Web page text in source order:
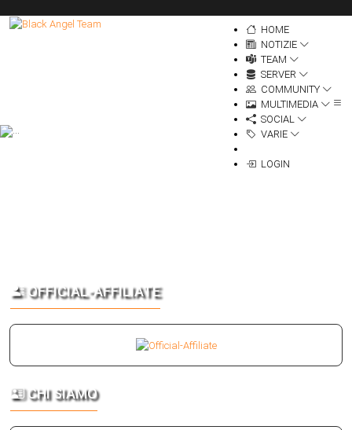
HOME
NOTIZIE
TEAM
SERVER
COMMUNITY
MULTIMEDIA
SOCIAL
VARIE
LOGIN
OFFICIAL-AFFILIATE
CHI SIAMO